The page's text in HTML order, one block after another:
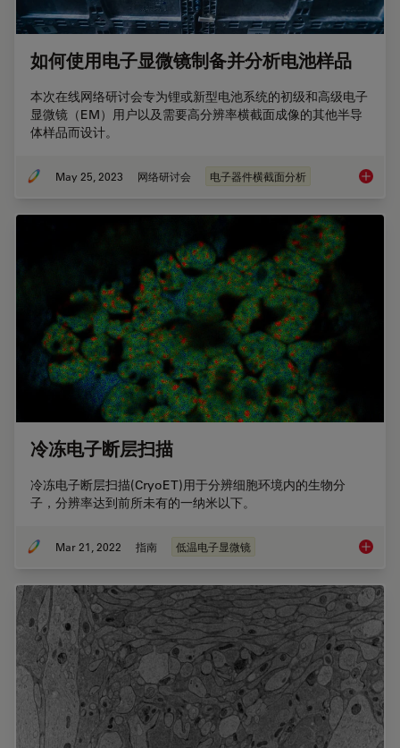
如何使用电子显微镜制备并分析电池样品
本次在线网络研讨会专为锂或新型电池系统的初级和高级电子
显微镜（EM）用户以及需要高分辨率横截面成像的其他半导
体样品而设计。
May 25, 2023 网络研讨会 电子器件横截面分析 如何使
冷冻电子断层扫描
冷冻电子断层扫描(CryoET)用于分辨细胞环境内的生物分
子，分辨率达到前所未有的一纳米以下。
Mar 21, 2022 指南 低温电子显微镜 冷冻电